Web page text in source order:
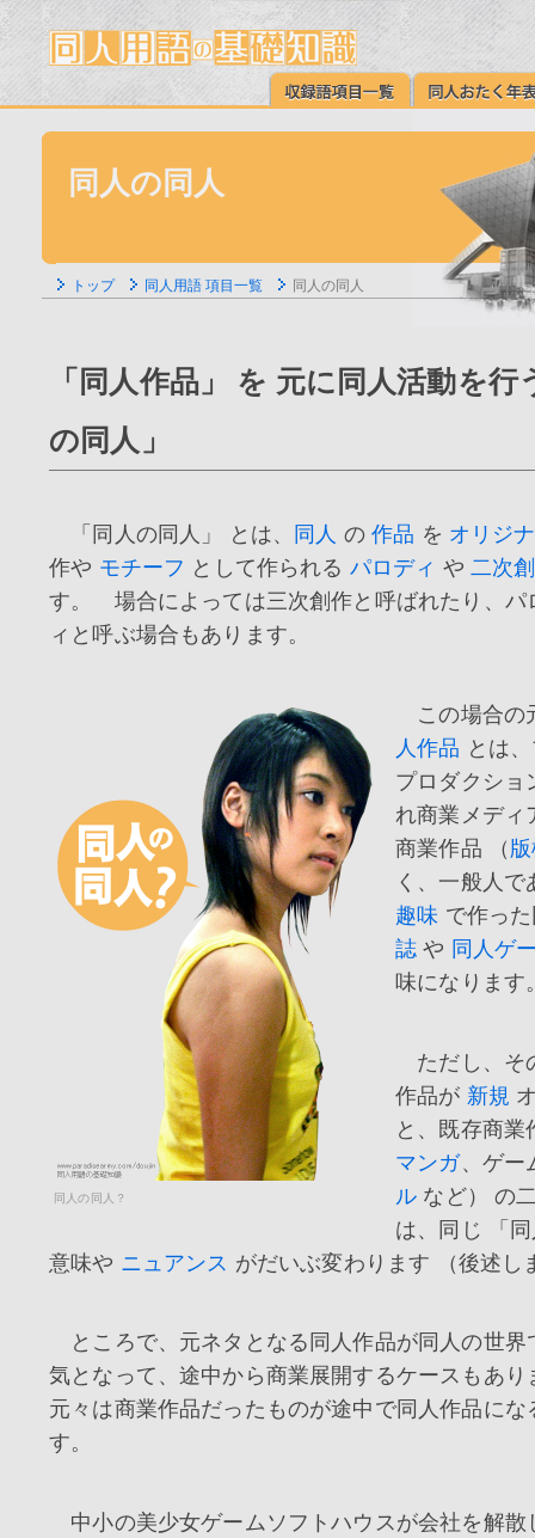
同人の同人
トップ 同人用語 項目一覧 同人の同人
「同人作品」 を 元に同人活動を
の同人」
「同人の同人」 とは、 同人 の作品 を オリジ
作や モチーフ として作られる パロディ や二次
す。 場合によっては三次創作と呼ばれたり、パ
ィと呼ぶ場合もあります。
同人の同人？
この場合の
人作品 とは
プロダクショ
れ商業メディ
商業作品 （
く、一般人
趣味 で作っ
誌 や 同人ゲ
味になります
ただし、そ
作品が 新規
と、既存商業
マンガ、ゲー
ル など） の
は、同じ 「
意味や ニュアンス がだいぶ変わります （後述し
ところで、元ネタとなる同人作品が同人の世界
気となって、途中から商業展開するケースもあ
元々は商業作品だったものが途中で同人作品にな
す。
中小の美少女ゲームソフトハウスが会社を解散